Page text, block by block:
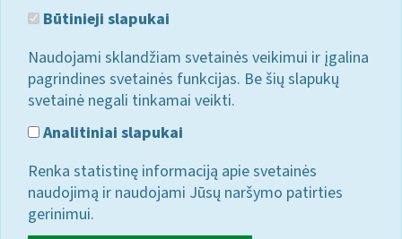
Būtinieji slapukai
Naudojami sklandžiam svetainės veikimui ir įgalina
pagrindines svetainės funkcijas. Be šių slapukų
svetainė negali tinkamai veikti.
Analitiniai slapukai
Renka statistinę informaciją apie svetainės
naudojimą ir naudojami Jūsų naršymo patirties
gerinimui.